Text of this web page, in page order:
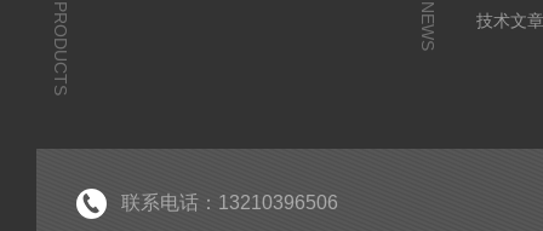
PRODUCTS NEWS
技术文
联系电话：13210396506